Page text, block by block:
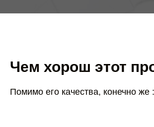
Чем хорош этот
Помимо его качества, конечно же